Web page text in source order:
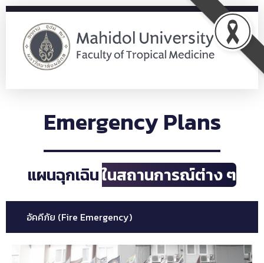
Emergency Plans
แผนฉุกเฉินในสถานการณ์ต่าง ๆ
อัคคีภัย (Fire Emergency)